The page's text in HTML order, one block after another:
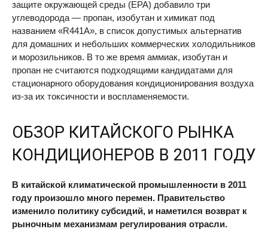
защите окружающей среды (EPA) добавило три
углеводорода — пропан, изобутан и химикат под
названием «R441A», в список допустимых альтернатив
для домашних и небольших коммерческих холодильников
и морозильников. В то же время аммиак, изобутан и
пропан не считаются подходящими кандидатами для
стационарного оборудования кондиционирования воздуха
из-за их токсичности и воспламеняемости.
ОБЗОР КИТАЙСКОГО РЫНКА
КОНДИЦИОНЕРОВ В 2011 ГОДУ
В китайской климатической промышленности в 2011
году произошло много перемен. Правительство
изменило политику субсидий, и наметился возврат к
рыночным механизмам регулирования отрасли.